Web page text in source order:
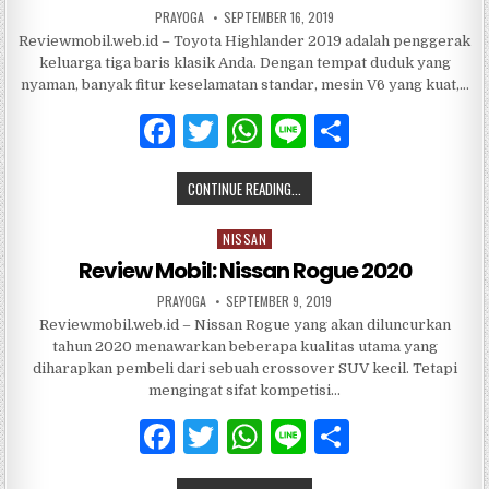
PRAYOGA SEPTEMBER 16, 2019
Reviewmobil.web.id – Toyota Highlander 2019 adalah penggerak
keluarga tiga baris klasik Anda. Dengan tempat duduk yang
nyaman, banyak fitur keselamatan standar, mesin V6 yang kuat,…
F
a
c
b
o
o
k
T
w
it
te
r
W
h
at
s
A
p
p
Li
n
CONTINUE READING...
Posted
in
NISSAN
Review Mobil: Nissan Rogue 2020
PRAYOGA SEPTEMBER 9, 2019
Reviewmobil.web.id – Nissan Rogue yang akan diluncurkan
tahun 2020 menawarkan beberapa kualitas utama yang
diharapkan pembeli dari sebuah crossover SUV kecil. Tetapi
mengingat sifat kompetisi…
F
a
T
w
W
h
Li
n